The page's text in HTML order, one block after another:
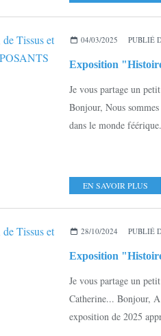
04/03/2025 PUBLIÉ
Je vous partage un
Bonjour, Nous
dans le monde
EN SAVOIR PLUS
28/10/2024 PUBLIÉ
Je vous partage un
Catherine... Bonjour,
exposition de 2025